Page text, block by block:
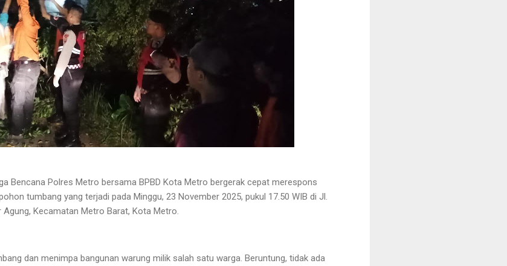
Bencana Polres Metro bersama BPBD Kota Metro bergerak cepat merespons
tumbang yang terjadi pada Minggu, 23 November 2025, pukul 17.50 WIB di Jl.
Kecamatan Metro Barat, Kota Metro.
dan menimpa bangunan warung milik salah satu warga. Beruntung, tidak ada